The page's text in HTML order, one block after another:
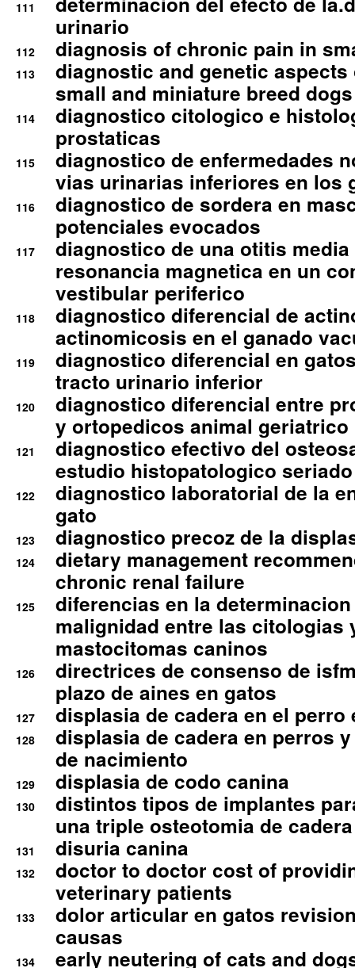
111
urinario
112 diagnosis of chronic pain in
113
diagnostic and genetic
small and miniature breed
114
diagnostico citologico e
prostaticas
115
diagnostico de enfermedades
vias urinarias inferiores en los
116
diagnostico de sordera en
potenciales evocados
117
diagnostico de una otitis
resonancia magnetica en un
vestibular periferico
118
diagnostico diferencial de
actinomicosis en el ganado
119
diagnostico diferencial en
tracto urinario inferior
120
diagnostico diferencial entre
y ortopedicos animal geriatrico
121
diagnostico efectivo del
estudio histopatologico seriado
122
diagnostico laboratorial de la
gato
123 diagnostico precoz de la
124
dietary management
chronic renal failure
125
diferencias en la
malignidad entre las citologias
mastocitomas caninos
126
directrices de consenso de
plazo de aines en gatos
127 displasia de cadera en el perro
128
displasia de cadera en perros
de nacimiento
129 displasia de codo canina
130
distintos tipos de implantes
una triple osteotomia de cadera
131 disuria canina
132
doctor to doctor cost of
veterinary patients
133
dolor articular en gatos
causas
134
early neutering of cats and